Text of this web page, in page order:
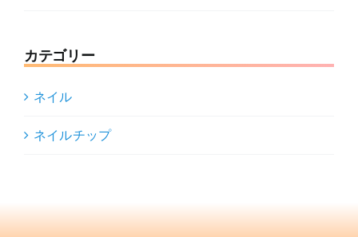
カテゴリー
ネイル
ネイルチップ